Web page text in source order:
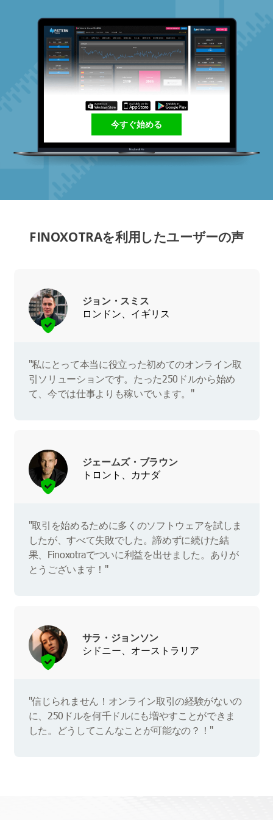
今すぐ始める
FINOXOTRAを利用したユーザーの声
ジョン・スミス
ロンドン、イギリス
"私にとって本当に役立った初めてのオンライン取
引ソリューションです。たった250ドルから始め
て、今では仕事よりも稼いでいます。"
ジェームズ・ブラウン
トロント、カナダ
"取引を始めるために多くのソフトウェアを試しま
したが、すべて失敗でした。諦めずに続けた結
果、Finoxotraでついに利益を出せました。ありが
とうございます！"
サラ・ジョンソン
シドニー、オーストラリア
"信じられません！オンライン取引の経験がないの
に、250ドルを何千ドルにも増やすことができま
した。どうしてこんなことが可能なの？！"